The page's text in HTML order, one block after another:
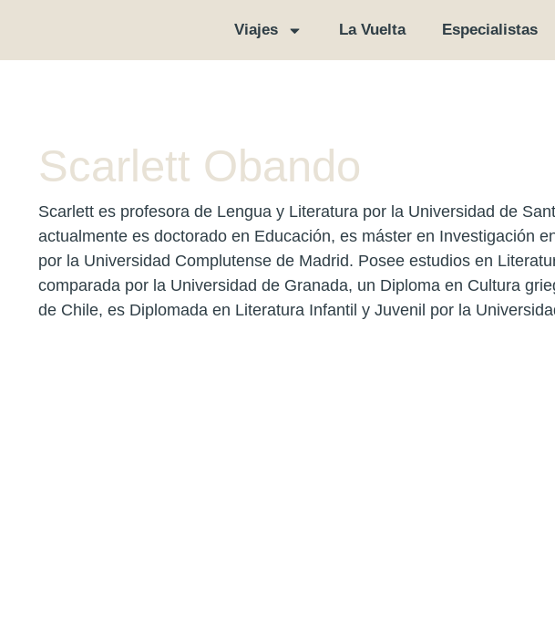
Viajes La Vuelta Especialistas
Scarlett Obando
Scarlett es profesora de Lengua y Literatura por la Universidad de
actualmente es doctorado en Educación, es máster en Investigación
por la Universidad Complutense de Madrid. Posee estudios en
comparada por la Universidad de Granada, un Diploma en Cultura
de Chile, es Diplomada en Literatura Infantil y Juvenil por la